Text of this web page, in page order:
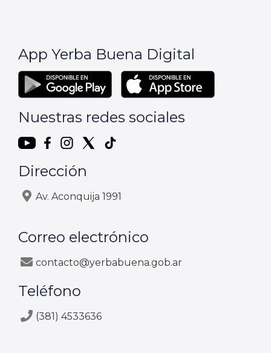
App Yerba Buena Digital
Nuestras redes sociales
Dirección
Av. Aconquija 1991
Correo electrónico
contacto@yerbabuena.gob.ar
Teléfono
(381) 4533636